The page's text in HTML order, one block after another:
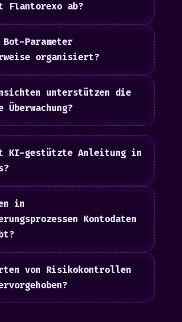
Flantorexo ab?
Parameter
organisiert?
unterstützen die
KI-gestützte Anleitung in
in
Kontodaten
von Risikokontrollen